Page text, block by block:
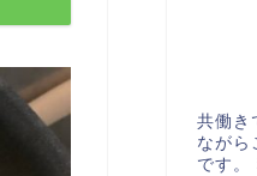
共働き
ながら
です。